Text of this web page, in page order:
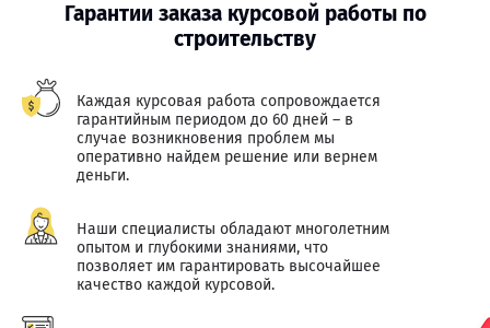
Гарантии заказа курсовой работы по
строительству
Каждая курсовая работа сопровождается
гарантийным периодом до 60 дней – в
случае возникновения проблем мы
оперативно найдем решение или вернем
деньги.
Наши специалисты обладают многолетним
опытом и глубокими знаниями, что
позволяет им гарантировать высочайшее
качество каждой курсовой.